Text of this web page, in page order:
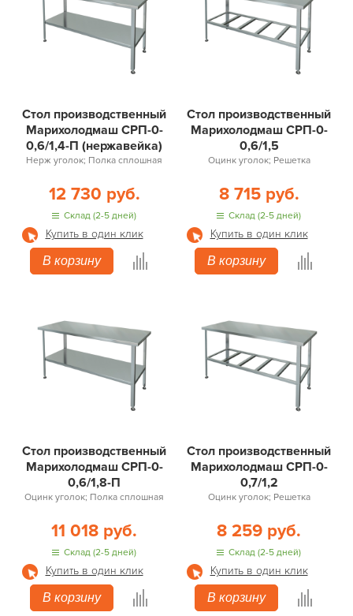
Стол производственный
Марихолодмаш СРП-0-
0,6/1,4-П (нержавейка)
Нерж уголок; Полка сплошная
12 730 руб.
Склад (2-5 дней)
Купить в один клик
В корзину
Стол производственный
Марихолодмаш СРП-0-
0,6/1,5
Оцинк уголок; Решетка
8 715 руб.
Склад (2-5 дней)
Купить в один клик
В корзину
Стол производственный
Марихолодмаш СРП-0-
0,6/1,8-П
Оцинк уголок; Полка сплошная
11 018 руб.
Склад (2-5 дней)
Купить в один клик
В корзину
Стол производственный
Марихолодмаш СРП-0-
0,7/1,2
Оцинк уголок; Решетка
8 259 руб.
Склад (2-5 дней)
Купить в один клик
В корзину